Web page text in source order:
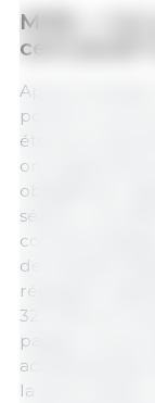
MPB : +
cent jeudi
Après la
porté le cours à
été plus
ont augmenté
obligatoires
séance. Les
de l’activité
réduisent
327 193 porcs
passée, ce qui
activités jamais
la zone